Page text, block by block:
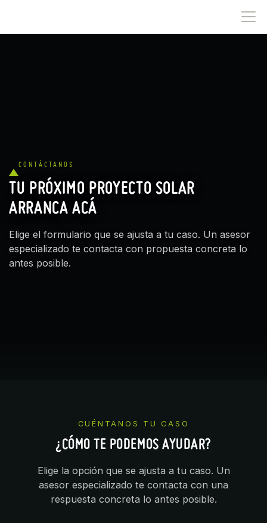
CONTÁCTANOS
TU PRÓXIMO PROYECTO SOLAR
ARRANCA ACÁ
Elige el formulario que se ajusta a tu caso. Un asesor
especializado te contacta con propuesta concreta lo
antes posible.
CUÉNTANOS TU CASO
¿CÓMO TE PODEMOS AYUDAR?
Elige la opción que se ajusta a tu caso. Un
asesor especializado te contacta con una
respuesta concreta lo antes posible.